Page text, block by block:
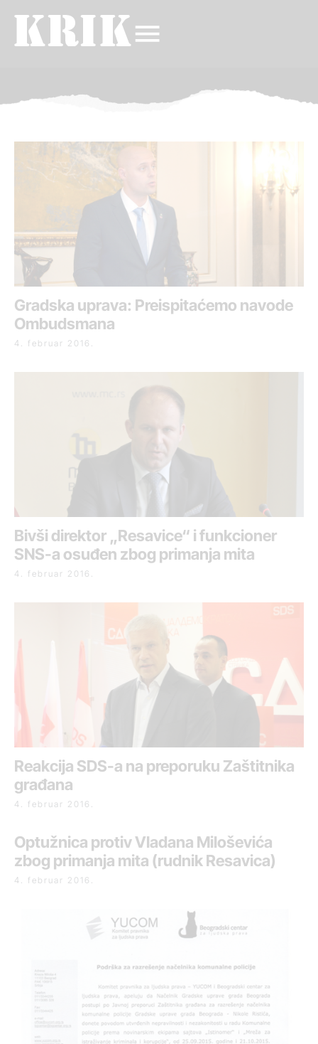
Gradska uprava: Preispitaćemo navode
Ombudsmana
4. februar 2016.
Bivši direktor „Resavice“ i funkcioner
SNS-a osuđen zbog primanja mita
4. februar 2016.
Reakcija SDS-a na preporuku Zaštitnika
građana
4. februar 2016.
Optužnica protiv Vladana Miloševića
zbog primanja mita (rudnik Resavica)
4. februar 2016.